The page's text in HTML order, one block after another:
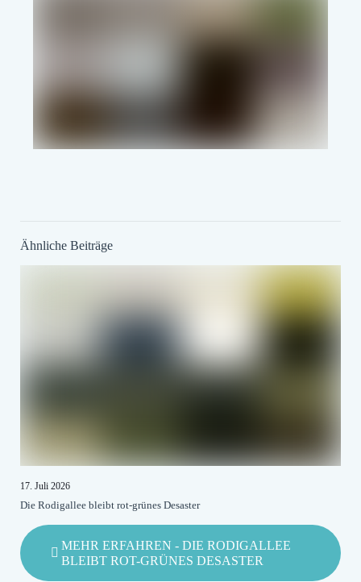
Ähnliche Beiträge
17. Juli 2026
Die Rodigallee bleibt rot-grünes Desaster
MEHR ERFAHREN - DIE RODIGALLEE
BLEIBT ROT-GRÜNES DESASTER